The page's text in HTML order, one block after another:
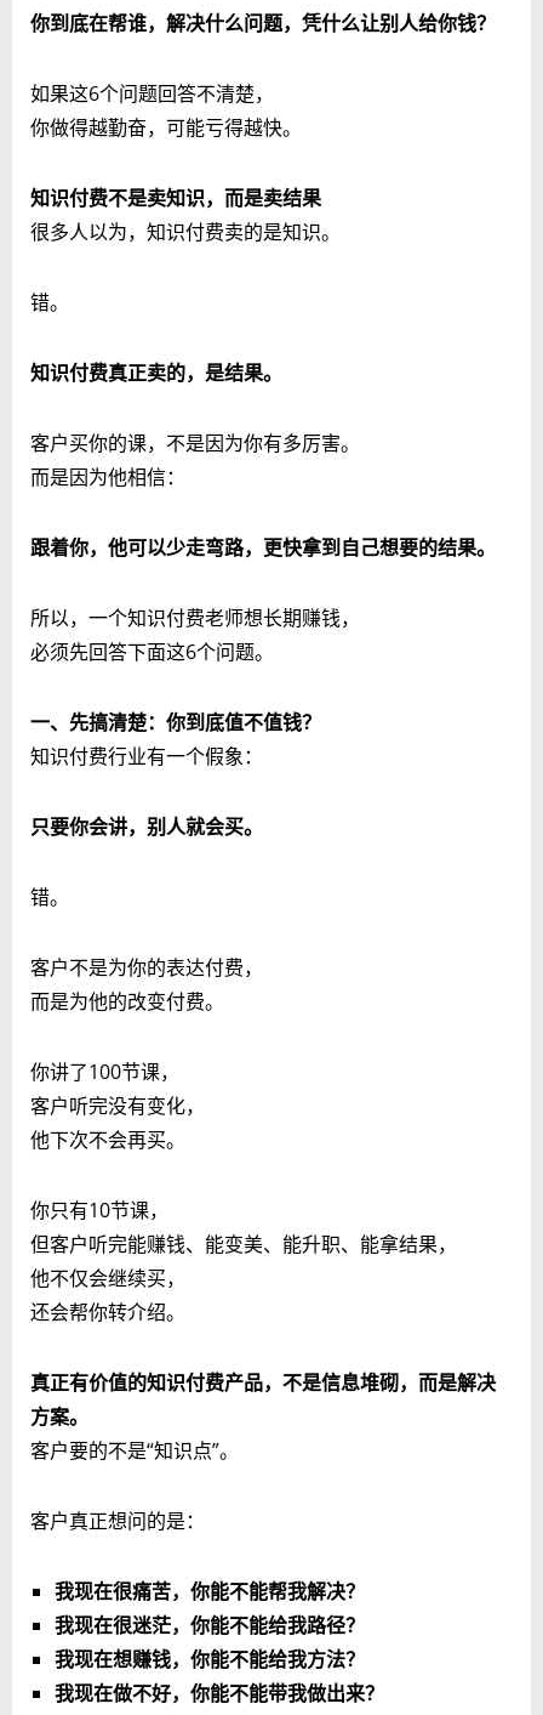
你到底在帮谁，解决什么问题，凭什么让别人给你钱？
如果这6个问题回答不清楚，
你做得越勤奋，可能亏得越快。
知识付费不是卖知识，而是卖结果
很多人以为，知识付费卖的是知识。
错。
知识付费真正卖的，是结果。
客户买你的课，不是因为你有多厉害。
而是因为他相信：
跟着你，他可以少走弯路，更快拿到自己想要的结果。
所以，一个知识付费老师想长期赚钱，
必须先回答下面这6个问题。
一、先搞清楚：你到底值不值钱？
知识付费行业有一个假象：
只要你会讲，别人就会买。
错。
客户不是为你的表达付费，
而是为他的改变付费。
你讲了100节课，
客户听完没有变化，
他下次不会再买。
你只有10节课，
但客户听完能赚钱、能变美、能升职、能拿结果，
他不仅会继续买，
还会帮你转介绍。
真正有价值的知识付费产品，不是信息堆砌，而是解决
方案。
客户要的不是“知识点”。
客户真正想问的是：
我现在很痛苦，你能不能帮我解决？
我现在很迷茫，你能不能给我路径？
我现在想赚钱，你能不能给我方法？
我现在做不好，你能不能带我做出来？